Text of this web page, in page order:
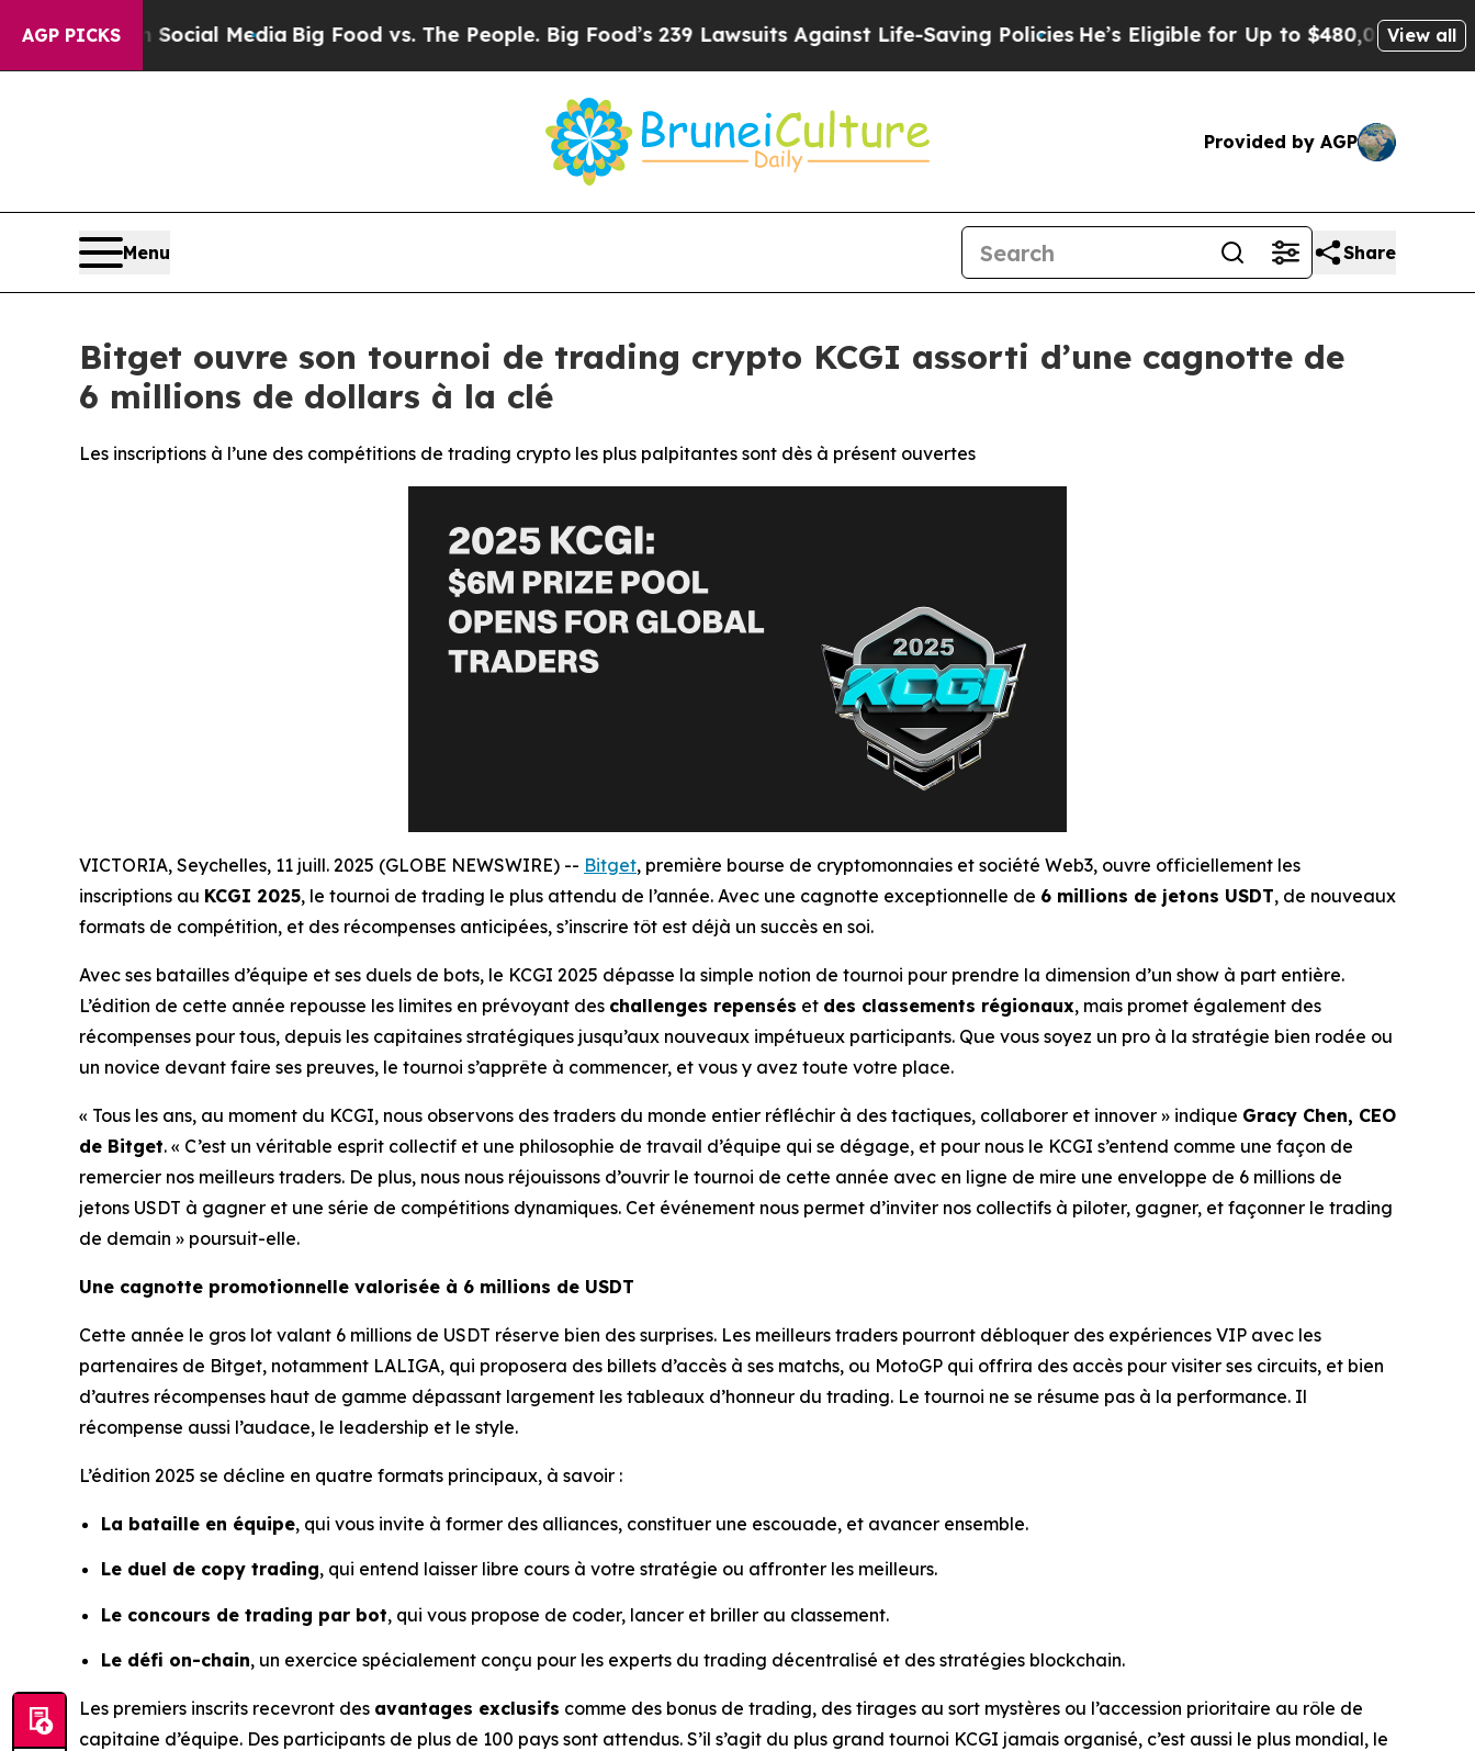
AGP PICKS
on Social MediaBig Food vs. The People. Big Food’s 239 Lawsuits Against Life-Saving PoliciesHe’s Eligible for Up to $480,000 After BeingView all
Provided by AGP
Menu Share
Bitget ouvre son tournoi de trading crypto KCGI assorti d’une cagnotte de
6 millions de dollars à la clé
Les inscriptions à l’une des compétitions de trading crypto les plus palpitantes sont dès à présent ouvertes
VICTORIA, Seychelles, 11 juill. 2025 (GLOBE NEWSWIRE) -- Bitget, première bourse de cryptomonnaies et société Web3, ouvre officiellement les
inscriptions au KCGI 2025, le tournoi de trading le plus attendu de l’année. Avec une cagnotte exceptionnelle de 6 millions de jetons USDT, de nouveaux
formats de compétition, et des récompenses anticipées, s’inscrire tôt est déjà un succès en soi.
Avec ses batailles d’équipe et ses duels de bots, le KCGI 2025 dépasse la simple notion de tournoi pour prendre la dimension d’un show à part entière.
L’édition de cette année repousse les limites en prévoyant des challenges repensés et des classements régionaux, mais promet également des
récompenses pour tous, depuis les capitaines stratégiques jusqu’aux nouveaux impétueux participants. Que vous soyez un pro à la stratégie bien rodée ou
un novice devant faire ses preuves, le tournoi s’apprête à commencer, et vous y avez toute votre place.
« Tous les ans, au moment du KCGI, nous observons des traders du monde entier réfléchir à des tactiques, collaborer et innover » indique Gracy Chen, CEO
de Bitget. « C’est un véritable esprit collectif et une philosophie de travail d’équipe qui se dégage, et pour nous le KCGI s’entend comme une façon de
remercier nos meilleurs traders. De plus, nous nous réjouissons d’ouvrir le tournoi de cette année avec en ligne de mire une enveloppe de 6 millions de
jetons USDT à gagner et une série de compétitions dynamiques. Cet événement nous permet d’inviter nos collectifs à piloter, gagner, et façonner le trading
de demain » poursuit-elle.
Une cagnotte promotionnelle valorisée à 6 millions de USDT
Cette année le gros lot valant 6 millions de USDT réserve bien des surprises. Les meilleurs traders pourront débloquer des expériences VIP avec les
partenaires de Bitget, notamment LALIGA, qui proposera des billets d’accès à ses matchs, ou MotoGP qui offrira des accès pour visiter ses circuits, et bien
d’autres récompenses haut de gamme dépassant largement les tableaux d’honneur du trading. Le tournoi ne se résume pas à la performance. Il
récompense aussi l’audace, le leadership et le style.
L’édition 2025 se décline en quatre formats principaux, à savoir :
La bataille en équipe, qui vous invite à former des alliances, constituer une escouade, et avancer ensemble.
Le duel de copy trading, qui entend laisser libre cours à votre stratégie ou affronter les meilleurs.
Le concours de trading par bot, qui vous propose de coder, lancer et briller au classement.
Le défi on-chain, un exercice spécialement conçu pour les experts du trading décentralisé et des stratégies blockchain.
Les premiers inscrits recevront des avantages exclusifs comme des bonus de trading, des tirages au sort mystères ou l’accession prioritaire au rôle de
capitaine d’équipe. Des participants de plus de 100 pays sont attendus. S’il s’agit du plus grand tournoi KCGI jamais organisé, c’est aussi le plus mondial, le